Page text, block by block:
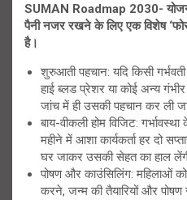
SUMAN Roadmap 2030- योजना
पैनी नजर रखने के लिए एक विशेष
है।
शुरुआती पहचान: यदि किसी
हाई ब्लड प्रेशर या कोई अन्य
जांच में ही उसकी पहचान कर ली
बाय-वीकली होम विजिट:
महीने में आशा कार्यकर्ता हर दो
घर जाकर उसकी सेहत का हाल
पोषण और काउंसिलिंग: महिलाओं
करने, जन्म की तैयारियों और